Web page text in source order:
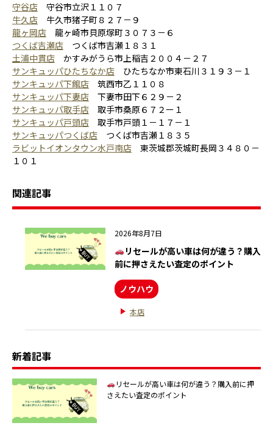
守谷店 守谷市立沢１１０７
牛久店 牛久市猪子町８２７－９
龍ヶ岡店 龍ヶ崎市貝原塚町３０７３－６
つくば吉瀬店 つくば市吉瀬１８３１
土浦中貫店 かすみがうら市上稲吉２００４－２７
サンキュッパひたちなか店 ひたちなか市東石川３１９３－１
サンキュッパ下館店 筑西市乙１１０８
サンキュッパ下妻店 下妻市田下６２９－２
サンキュッパ取手店 取手市桑原６７２ー１
サンキュッパ戸頭店 取手市戸頭１－１７－１
サンキュッパつくば店 つくば市吉瀬１８３５
ラビットイオンタウン水戸南店 東茨城郡茨城町長岡３４８０－
１０１
関連記事
2026年8月7日
リセールが高い車は何が違う？購入
前に押さえたい査定のポイント
ノウハウ
本店
新着記事
リセールが高い車は何が違う？購入前に押
さえたい査定のポイント